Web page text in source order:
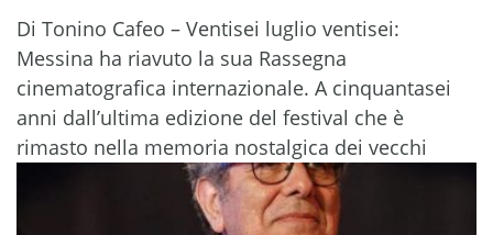
Di Tonino Cafeo – Ventisei luglio ventisei:
Messina ha riavuto la sua Rassegna
cinematografica internazionale. A cinquantasei
anni dall’ultima edizione del festival che è
rimasto nella memoria nostalgica dei vecchi